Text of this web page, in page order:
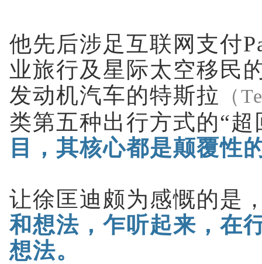
他先后涉足互联网支付
业旅行及星际太空移民
发动机汽车的特斯拉
（
类第五种出行方式的“超
目，其核心都是颠覆性
让徐匡迪颇为感慨的是
和想法，乍听起来，在
想法。